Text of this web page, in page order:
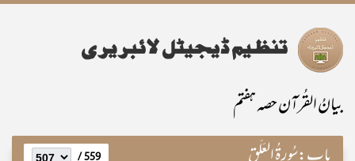
بیانُ القُرآن حصہ ہفتم
559 /